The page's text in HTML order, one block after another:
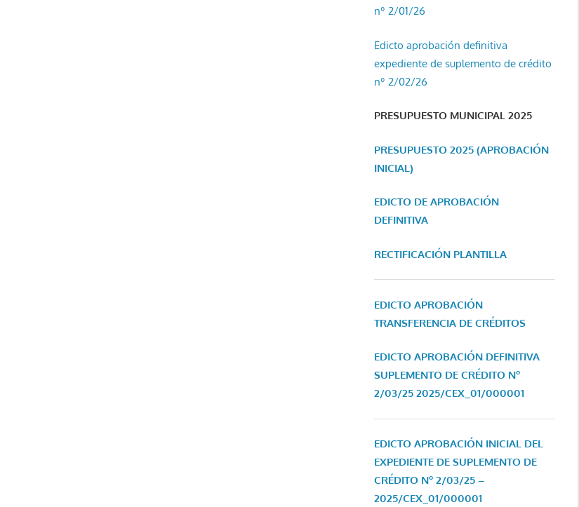
nº 2/01/26
Edicto aprobación definitiva
expediente de suplemento de crédito
nº 2/02/26
PRESUPUESTO MUNICIPAL 2025
PRESUPUESTO 2025 (APROBACIÓN
INICIAL)
EDICTO DE APROBACIÓN
DEFINITIVA
RECTIFICACIÓN PLANTILLA
EDICTO APROBACIÓN
TRANSFERENCIA DE CRÉDITOS
EDICTO APROBACIÓN DEFINITIVA
SUPLEMENTO DE CRÉDITO Nº
2/03/25 2025/CEX_01/000001
EDICTO APROBACIÓN INICIAL DEL
EXPEDIENTE DE SUPLEMENTO DE
CRÉDITO Nº 2/03/25 –
2025/CEX_01/000001